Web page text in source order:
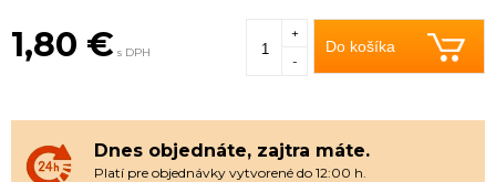
1,80 € s DPH Do košíka
+
-
Dnes objednáte, zajtra máte.
Platí pre objednávky vytvorené do 12:00 h.